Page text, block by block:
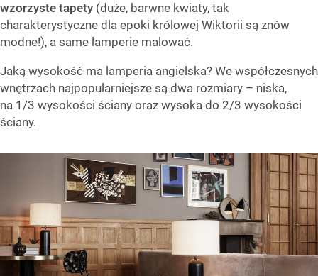
wzorzyste tapety (duże, barwne kwiaty, tak
charakterystyczne dla epoki królowej Wiktorii są znów
modne!), a same lamperie malować.
Jaką wysokość ma lamperia angielska? We współczesnych
wnętrzach najpopularniejsze są dwa rozmiary – niska,
na 1/3 wysokości ściany oraz wysoka do 2/3 wysokości
ściany.